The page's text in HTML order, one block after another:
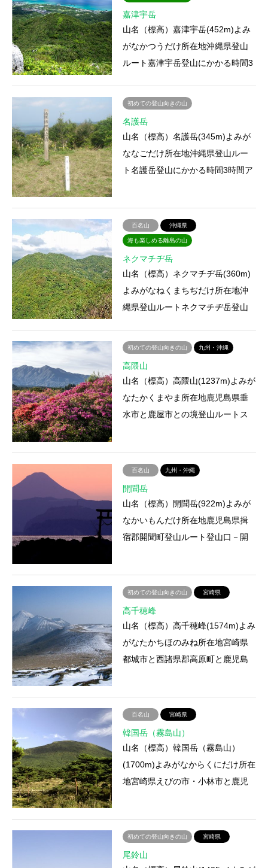
嘉津宇岳
山名（標高）嘉津宇岳(452m)よみ
がなかつうだけ所在地沖縄県登山
ルート嘉津宇岳登山にかかる時間3
屋・温泉特徴東シナ海を見渡…
初めての登山向きの山
名護岳
山名（標高）名護岳(345m)よみが
ななごだけ所在地沖縄県登山ルー
ト名護岳登山にかかる時間3時間ア
百名山 沖縄県
海も楽しめる離島の山
ネクマチヂ岳
山名（標高）ネクマチヂ岳(360m)
よみがなねくまちぢだけ所在地沖
縄県登山ルートネクマチヂ岳登山
泊施設・山小屋・温泉特徴塩…
初めての登山向きの山 九州・沖縄
高隈山
山名（標高）高隈山(1237m)よみが
なたかくまやま所在地鹿児島県垂
水市と鹿屋市との境登山ルートス
百名山 九州・沖縄
開聞岳
山名（標高）開聞岳(922m)よみが
なかいもんだけ所在地鹿児島県揖
宿郡開聞町登山ルート登山口－開
初めての登山向きの山 宮崎県
高千穂峰
山名（標高）高千穂峰(1574m)よみ
がなたかちほのみね所在地宮崎県
都城市と西諸県郡高原町と鹿児島
百名山 宮崎県
韓国岳（霧島山）
山名（標高）韓国岳（霧島山）
(1700m)よみがなからくにだけ所在
地宮崎県えびの市・小林市と鹿児
初めての登山向きの山 宮崎県
尾鈴山